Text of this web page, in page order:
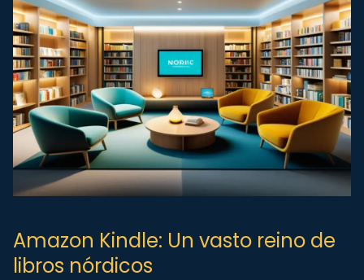
Amazon Kindle: Un vasto reino de
libros nórdicos